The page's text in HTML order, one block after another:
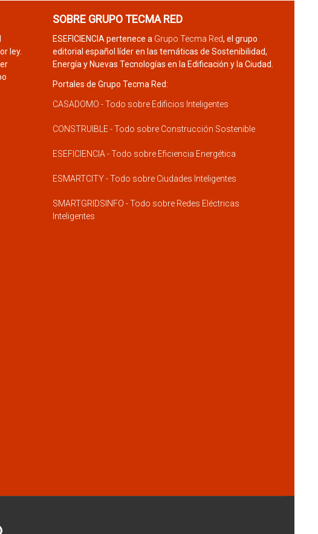
ley.
SOBRE GRUPO TECMA RED
ESEFICIENCIA pertenece a Grupo Tecma Red, el grupo
editorial español líder en las temáticas de Sostenibilidad,
Energía y Nuevas Tecnologías en la Edificación y la Ciudad.
Portales de Grupo Tecma Red:
CASADOMO - Todo sobre Edificios Inteligentes
CONSTRUIBLE - Todo sobre Construcción Sostenible
ESEFICIENCIA - Todo sobre Eficiencia Energética
ESMARTCITY - Todo sobre Ciudades Inteligentes
SMARTGRIDSINFO - Todo sobre Redes Eléctricas
Inteligentes